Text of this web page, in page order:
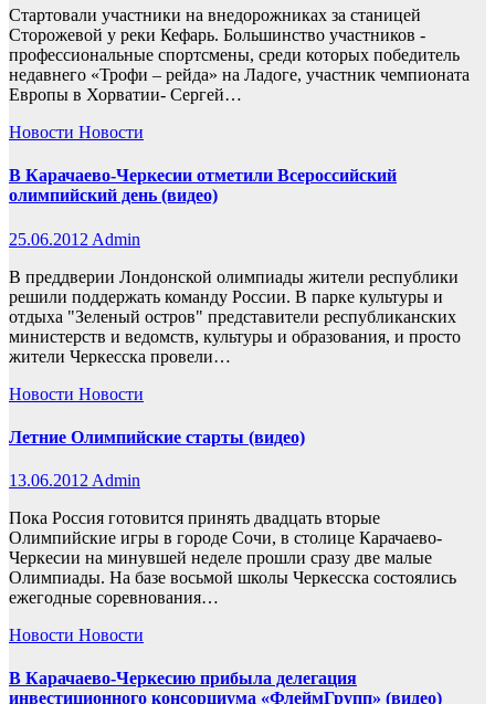
Стартовали участники на внедорожниках за станицей
Сторожевой у реки Кефарь. Большинство участников -
профессиональные спортсмены, среди которых победитель
недавнего «Трофи – рейда» на Ладоге, участник чемпионата
Европы в Хорватии- Сергей…
Новости Новости
В Карачаево-Черкесии отметили Всероссийский
олимпийский день (видео)
25.06.2012 Admin
В преддверии Лондонской олимпиады жители республики
решили поддержать команду России. В парке культуры и
отдыха "Зеленый остров" представители республиканских
министерств и ведомств, культуры и образования, и просто
жители Черкесска провели…
Новости Новости
Летние Олимпийские старты (видео)
13.06.2012 Admin
Пока Россия готовится принять двадцать вторые
Олимпийские игры в городе Сочи, в столице Карачаево-
Черкесии на минувшей неделе прошли сразу две малые
Олимпиады. На базе восьмой школы Черкесска состоялись
ежегодные соревнования…
Новости Новости
В Карачаево-Черкесию прибыла делегация
инвестиционного консорциума «ФлеймГрупп» (видео)